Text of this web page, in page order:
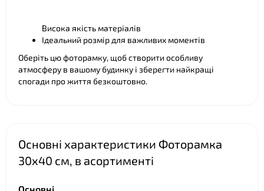
Висока якість матеріалів
Ідеальний розмір для важливих моментів
Оберіть цю фоторамку, щоб створити особливу
атмосферу в вашому будинку і зберегти найкращі
спогади про життя безкоштовно.
Основні характеристики Фоторамка
30х40 см, в асортименті
❤